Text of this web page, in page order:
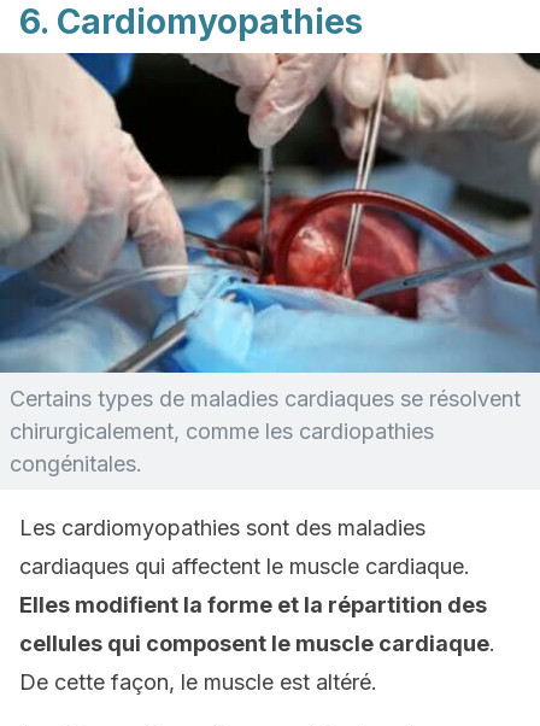
6. Cardiomyopathies
Certains types de maladies cardiaques se résolvent
chirurgicalement, comme les cardiopathies
congénitales.
Les cardiomyopathies sont des maladies
cardiaques qui affectent le muscle cardiaque.
Elles modifient la forme et la répartition des
cellules qui composent le muscle cardiaque.
De cette façon, le muscle est altéré.